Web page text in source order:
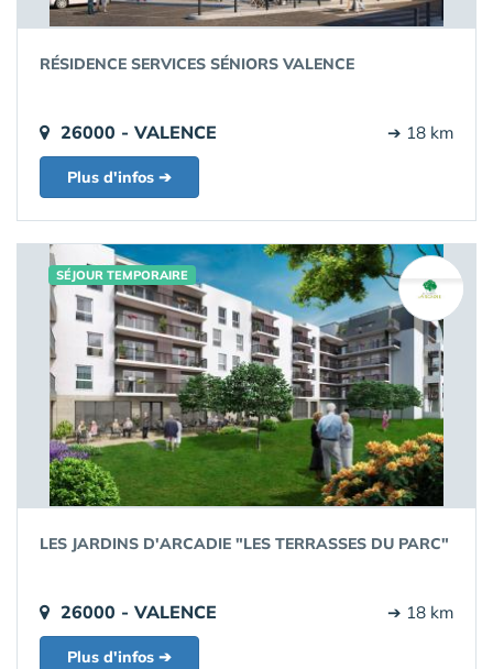
RÉSIDENCE SERVICES SÉNIORS VALENCE
26000 - VALENCE ➔ 18 km
Plus d'infos ➔
SÉJOUR TEMPORAIRE
LES JARDINS D'ARCADIE "LES TERRASSES DU PARC"
26000 - VALENCE ➔ 18 km
Plus d'infos ➔